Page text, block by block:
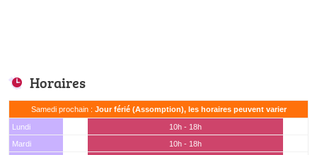
Horaires
Samedi prochain : Jour férié (Assomption), les horaires peuvent varier
Lundi
10h - 18h
Mardi
10h - 18h